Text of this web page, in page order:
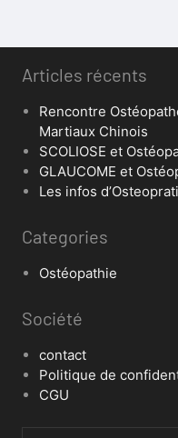
Articles récents
Rencontre
Martiaux Chinois
SCOLIOSE et
GLAUCOME et
Les infos
Categories
Ostéopathie
Société
contact
Politique de
CGU